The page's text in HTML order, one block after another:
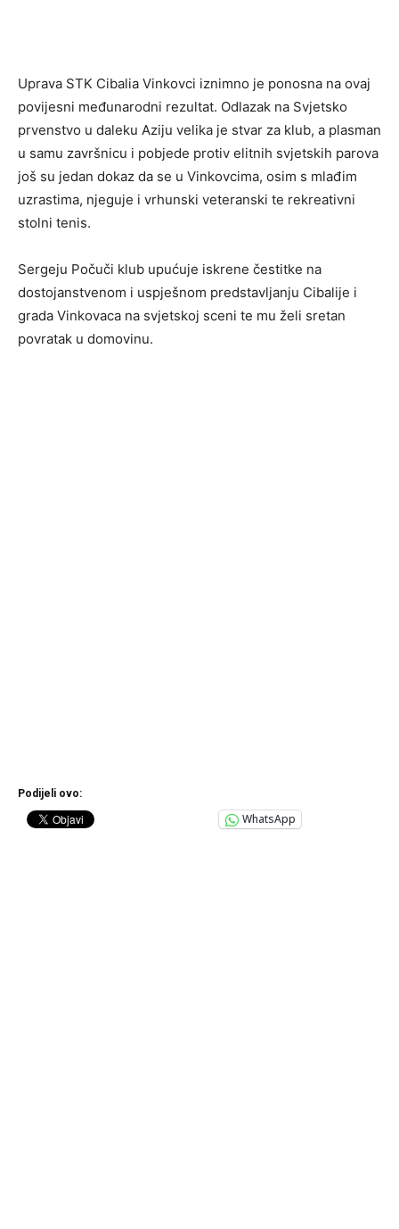
​Uprava STK Cibalia Vinkovci iznimno je ponosna na ovaj
povijesni međunarodni rezultat. Odlazak na Svjetsko
prvenstvo u daleku Aziju velika je stvar za klub, a plasman
u samu završnicu i pobjede protiv elitnih svjetskih parova
još su jedan dokaz da se u Vinkovcima, osim s mlađim
uzrastima, njeguje i vrhunski veteranski te rekreativni
stolni tenis.
​Sergeju Počuči klub upućuje iskrene čestitke na
dostojanstvenom i uspješnom predstavljanju Cibalije i
grada Vinkovaca na svjetskoj sceni te mu želi sretan
povratak u domovinu.
Podijeli ovo:
WhatsApp